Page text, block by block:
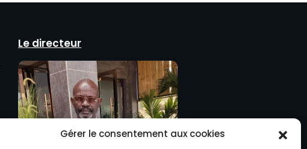
Gérer le consentement aux cookies
Le directeur